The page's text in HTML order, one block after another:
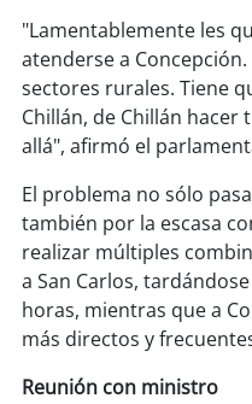
soyconcepción
soycoronel
soyarauco
soytemuco
soy valdivia
soy osorno
soypuertomontt
"Lamentablemente les
atenderse a
sectores rurales. Tiene
Chillán, de Chillán
allá", afirmó el
El problema no sólo
también por la escasa
realizar múltiples
a San Carlos,
horas, mientras que a
más directos y
Reunión con ministro